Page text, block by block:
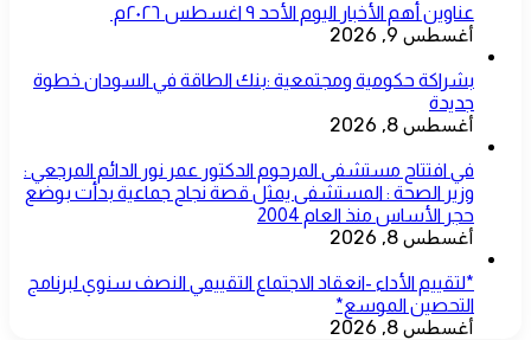
عناوين أهم الأخبار اليوم الأحد ٩ اغسطس ٢٠٢٦م ​
أغسطس 9, 2026
بشراكة حكومية ومجتمعية :بنك الطاقة في السودان خطوة
جديدة
أغسطس 8, 2026
في افتتاح مستشفى المرحوم الدكتور عمر نور الدائم المرجعي :
وزير الصحة : المستشفى يمثل قصة نجاح جماعية بدأت بوضع
حجر الأساس منذ العام 2004
أغسطس 8, 2026
*لتقييم الأداء -انعقاد الاجتماع التقييمي النصف سنوي لبرنامج
التحصين الموسع*
أغسطس 8, 2026